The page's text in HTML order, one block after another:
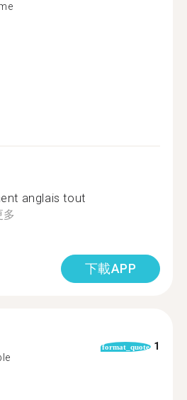
anglais tout
多
下載APP
format_quote 1